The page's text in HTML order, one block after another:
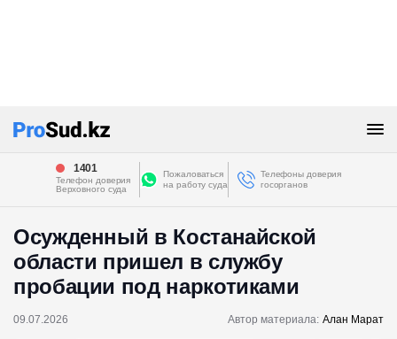
1401
Телефон доверия
Верховного суда
Пожаловаться
на работу суда
Телефоны доверия
госорганов
Осужденный в Костанайской
области пришел в службу
пробации под наркотиками
09.07.2026 Автор материала: Алан Марат